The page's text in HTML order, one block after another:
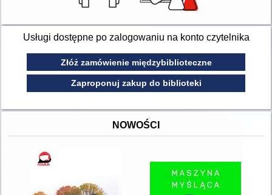
Usługi dostępne po zalogowaniu na konto czytelnika
Złóż zamówienie międzybiblioteczne
Zaproponuj zakup do biblioteki
NOWOŚCI